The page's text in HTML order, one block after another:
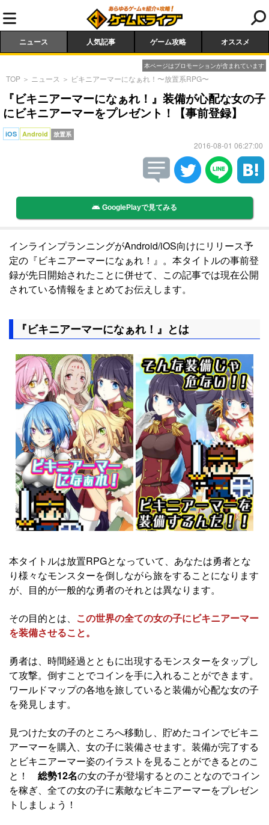
ニュース 人気記事 ゲーム攻略 オススメ
本ページはプロモーションが含まれています
TOP ＞ ニュース ＞ ビキニアーマーになぁれ！〜放置系RPG〜
『ビキニアーマーになぁれ！』装備が心配な女の子
にビキニアーマーをプレゼント！【事前登録】
iOS Android 放置系
2016-08-01 06:27:00
GooglePlayで見てみる
インラインプランニングがAndroid/iOS向けにリリース予
定の『ビキニアーマーになぁれ！』。本タイトルの事前登
録が先日開始されたことに併せて、この記事では現在公開
されている情報をまとめてお伝えします。
『ビキニアーマーになぁれ！』とは
本タイトルは放置RPGとなっていて、あなたは勇者とな
り様々なモンスターを倒しながら旅をすることになります
が、目的が一般的な勇者のそれとは異なります。
その目的とは、 この世界の全ての女の子にビキニアーマー
を装備させること。
勇者は、時間経過とともに出現するモンスターをタップし
て攻撃。倒すことでコインを手に入れることができます。
ワールドマップの各地を旅していると装備が心配な女の子
を発見します。
見つけた女の子のところへ移動し、貯めたコインでビキニ
アーマーを購入、女の子に装備させます。装備が完了する
とビキニアーマー姿のイラストを見ることができるとのこ
と！ 総勢12名の女の子が登場するとのことなのでコイン
を稼ぎ、全ての女の子に素敵なビキニアーマーをプレゼン
トしましょう！